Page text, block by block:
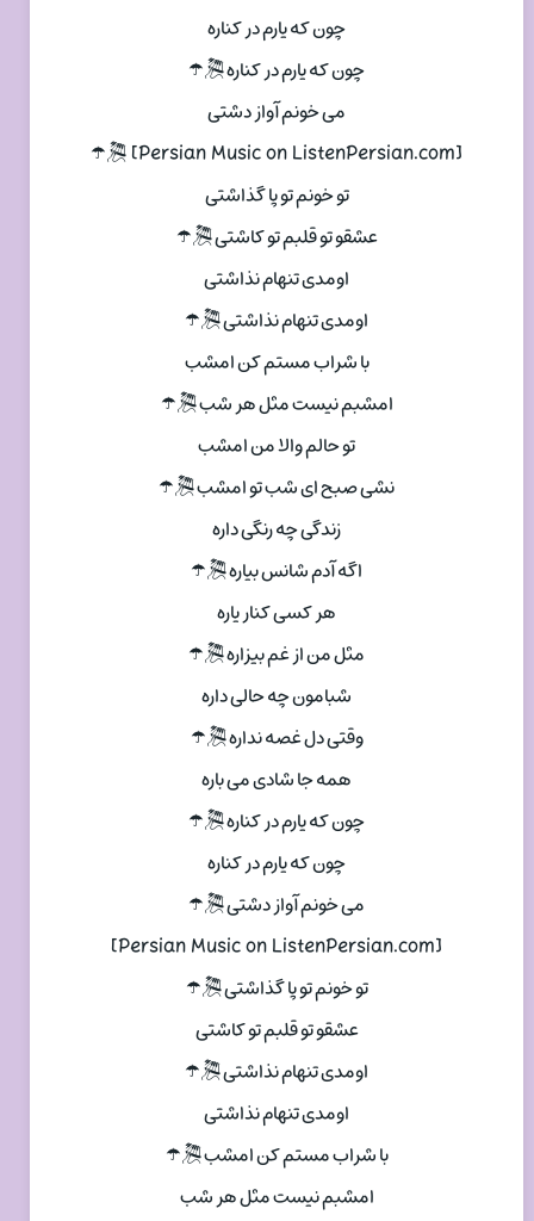
چون که یارم در کناره
چون که یارم در کناره 🎘☂
می خونم آواز دشتی
[Persian Music on ListenPersian.com] 🎘☂
تو خونم تو پا گذاشتی
عشقو تو قلبم تو کاشتی 🎘☂
اومدی تنهام نذاشتی
اومدی تنهام نذاشتی 🎘☂
با شراب مستم کن امشب
امشبم نیست مثل هر شب 🎘☂
تو حالم والا من امشب
نشی صبح ای شب تو امشب 🎘☂
زندگی چه رنگی داره
اگه آدم شانس بیاره 🎘☂
هر کسی کنار یاره
مثل من از غم بیزاره 🎘☂
شبامون چه حالی داره
وقتی دل غصه نداره 🎘☂
همه جا شادی می باره
چون که یارم در کناره 🎘☂
چون که یارم در کناره
می خونم آواز دشتی 🎘☂
[Persian Music on ListenPersian.com]
تو خونم تو پا گذاشتی 🎘☂
عشقو تو قلبم تو کاشتی
اومدی تنهام نذاشتی 🎘☂
اومدی تنهام نذاشتی
با شراب مستم کن امشب 🎘☂
امشبم نیست مثل هر شب